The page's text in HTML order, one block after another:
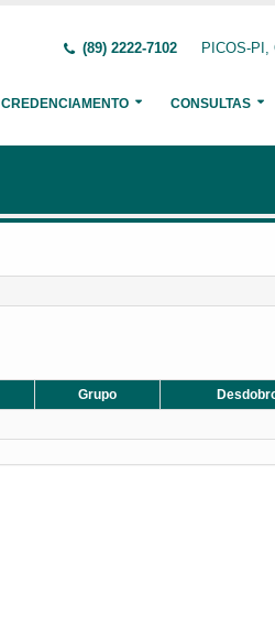
(89) 2222-7102 PICOS-PI,
CREDENCIAMENTO CONSULTAS
Grupo